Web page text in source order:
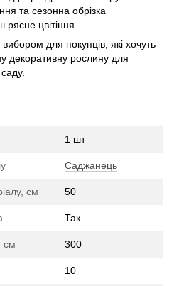
та сезонна обрізка
цвітіння.
для покупців, які хочуть
декоративну рослину для
1 шт
Саджанець
см 50
Так
см 300
10